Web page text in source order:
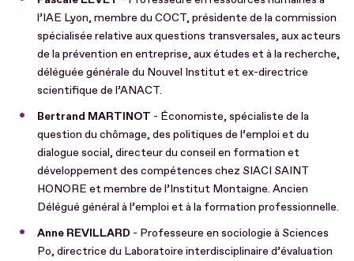
l’IAE Lyon, membre du COCT, présidente de la commission
spécialisée relative aux questions transversales, aux acteurs
de la prévention en entreprise, aux études et à la recherche,
déléguée générale du Nouvel Institut et ex-directrice
scientifique de l’ANACT.
Bertrand MARTINOT - Économiste, spécialiste de la
question du chômage, des politiques de l’emploi et du
dialogue social, directeur du conseil en formation et
développement des compétences chez SIACI SAINT
HONORE et membre de l’Institut Montaigne. Ancien
Délégué général à l’emploi et à la formation professionnelle.
Anne REVILLARD - Professeure en sociologie à Sciences
Po, directrice du Laboratoire interdisciplinaire d’évaluation